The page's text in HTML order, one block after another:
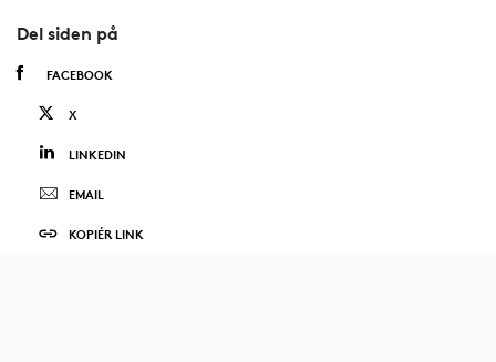
Del siden på
FACEBOOK
X
LINKEDIN
EMAIL
KOPIÉR LINK